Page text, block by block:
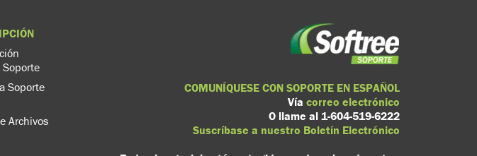
Soporte
Archivos
COMUNÍQUESE CON SOPORTE EN ESPAÑOL
Vía correo electrónico
O llame al 1-604-519-6222
Suscríbase a nuestro Boletín Electrónico